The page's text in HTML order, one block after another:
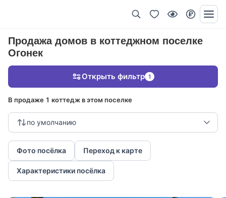
Продажа домов в коттеджном поселке
Огонек
В продаже 1 коттедж в этом поселке
по умолчанию
Фото посёлка Переход к карте
Характеристики посёлка
Открыть фильтр 1